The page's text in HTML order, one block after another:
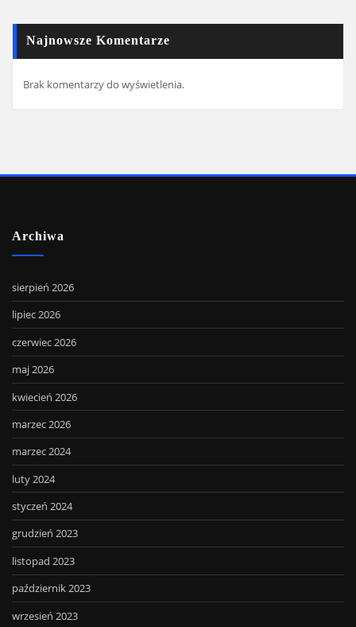
Najnowsze Komentarze
Brak komentarzy do wyświetlenia.
Archiwa
sierpień 2026
lipiec 2026
czerwiec 2026
maj 2026
kwiecień 2026
marzec 2026
marzec 2024
luty 2024
styczeń 2024
grudzień 2023
listopad 2023
październik 2023
wrzesień 2023